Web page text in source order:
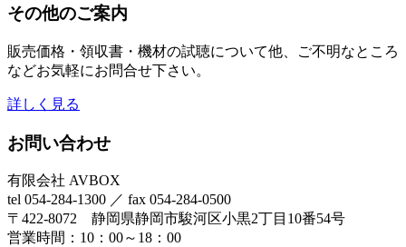
その他のご案内
販売価格・領収書・機材の試聴について他、ご不明なところ
などお気軽にお問合せ下さい。
詳しく見る
お問い合わせ
有限会社 AVBOX
tel 054-284-1300 ／ fax 054-284-0500
〒422-8072 静岡県静岡市駿河区小黒2丁目10番54号
営業時間：10：00～18：00